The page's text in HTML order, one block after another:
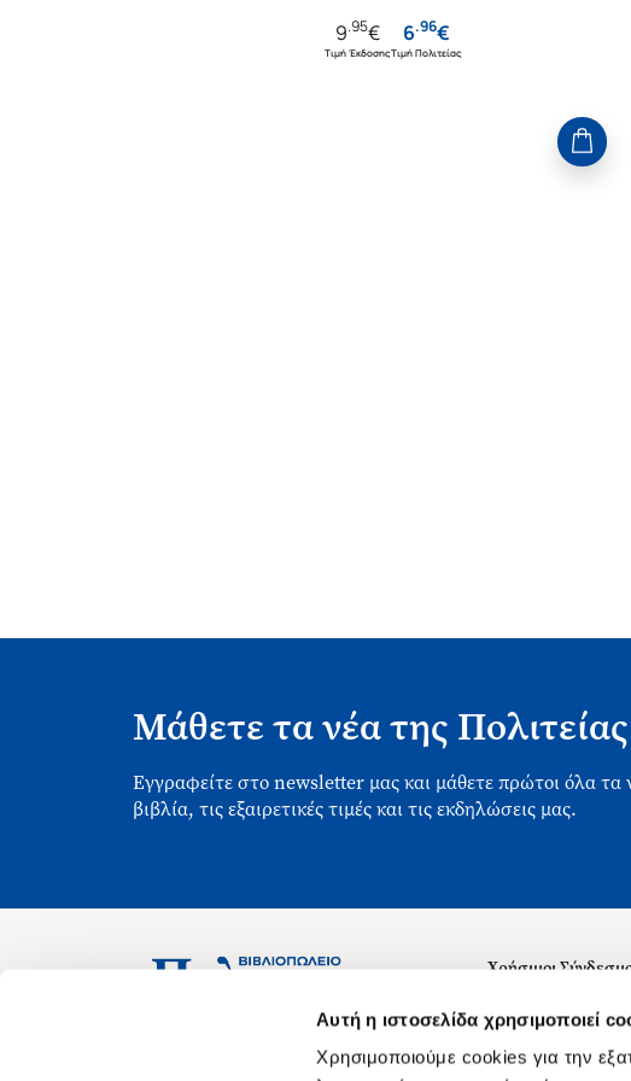
Αυτή η ιστοσελίδα χρησιμοποιεί
Χρησιμοποιούμε cookies για την
9.95€
Τιμή Έκδοσης
6.96€
Τιμή Πολιτείας
Μάθετε τα νέα της Πολιτείας
Εγγραφείτε στο newsletter μας και μάθετε πρώτοι όλα τα
βιβλία, τις εξαιρετικές τιμές και τις εκδηλώσεις μας.
Ασκληπιού 1-3, Αθήνα 106 79
Χρήσιμοι
Σχετικά με εμάς
Θέσεις Εργασίας